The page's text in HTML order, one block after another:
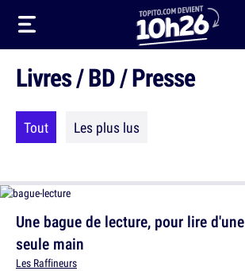
Livres / BD / Presse
Tout Les plus lus
Une bague de lecture, pour lire d'une
seule main
Les Raffineurs